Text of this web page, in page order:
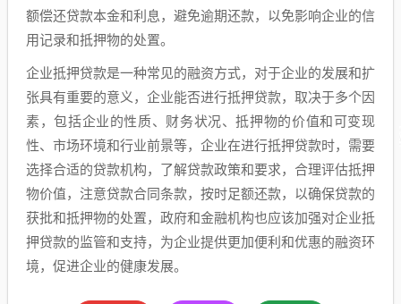
额偿还贷款本金和利息，避免逾期还款，以免影响企业的信
用记录和抵押物的处置。
企业抵押贷款是一种常见的融资方式，对于企业的发展和扩
张具有重要的意义，企业能否进行抵押贷款，取决于多个因
素，包括企业的性质、财务状况、抵押物的价值和可变现
性、市场环境和行业前景等，企业在进行抵押贷款时，需要
选择合适的贷款机构，了解贷款政策和要求，合理评估抵押
物价值，注意贷款合同条款，按时足额还款，以确保贷款的
获批和抵押物的处置，政府和金融机构也应该加强对企业抵
押贷款的监管和支持，为企业提供更加便利和优惠的融资环
境，促进企业的健康发展。